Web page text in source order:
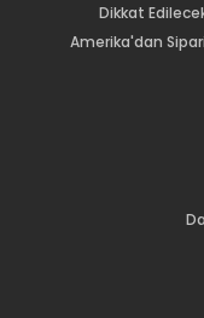
Dikkat
Amerika'dan